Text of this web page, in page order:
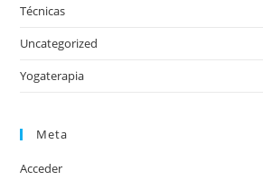
Técnicas
Uncategorized
Yogaterapia
Meta
Acceder